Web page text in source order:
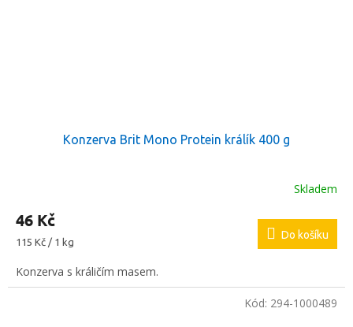
Konzerva Brit Mono Protein králík 400 g
Skladem
46 Kč
Měrná
115 Kč / 1 kg
Do košíku
Konzerva s králičím masem.
Kód: 294-1000489